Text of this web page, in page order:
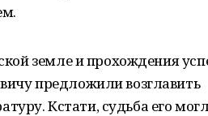
земле и прохождения
предложили возглавить
Кстати, судьба его